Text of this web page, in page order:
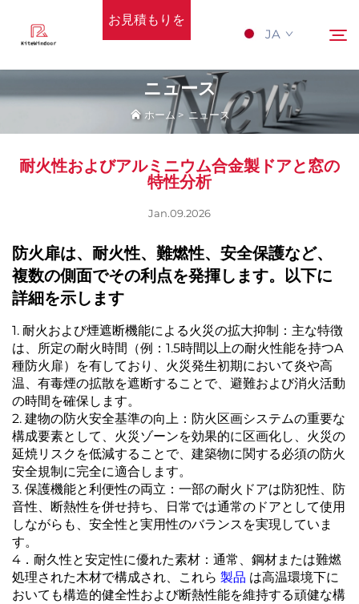
お見積もりを
JA
サポート
応用
Nyūsu
Kontakuto Us
ニュース
ホーム> ニュース
耐火性およびアルミニウム合金製ドアと窓の
特性分析
Jan.09.2026
防火扉は、耐火性、難燃性、安全保護など、
複数の側面でその利点を発揮します。以下に
詳細を示します
1. 耐火および煙遮断機能による火災の拡大抑制：主な特徴
は、所定の耐火時間（例：1.5時間以上の耐火性能を持つA
種防火扉）を有しており、火災発生初期において炎や高
温、有毒煙の拡散を遮断することで、避難および消火活動
の時間を確保します。
2. 建物の防火安全基準の向上：防火区画システムの重要な
構成要素として、火災ゾーンを効果的に区画化し、火災の
延焼リスクを低減することで、建築物に関する必須の防火
安全規制に完全に適合します。
3. 保護機能と利便性の両立：一部の耐火ドアは防犯性、防
音性、断熱性を併せ持ち、日常では通常のドアとして使用
しながらも、安全性と実用性のバランスを実現していま
す。
4．耐久性と安定性に優れた素材：通常、鋼材または難燃
処理された木材で構成され、これら 製品 は高温環境下に
おいても構造的健全性および断熱性能を維持する頑健な構